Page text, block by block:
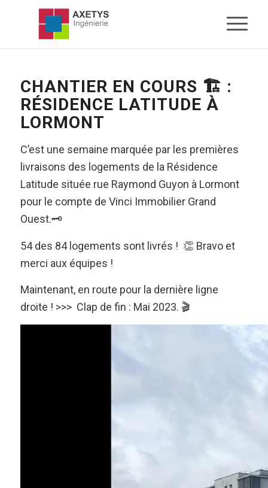
CHANTIER EN COURS 🏗 :
RÉSIDENCE LATITUDE À
LORMONT
C’est une semaine marquée par les premières
livraisons des logements de la Résidence
Latitude située rue Raymond Guyon à Lormont
pour le compte de Vinci Immobilier Grand
Ouest.🗝️
54 des 84 logements sont livrés ! 👏 Bravo et
merci aux équipes !
Maintenant, en route pour la dernière ligne
droite ! >>> Clap de fin : Mai 2023. 🎬